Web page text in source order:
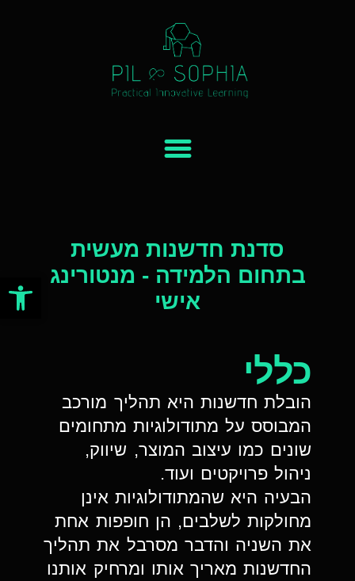
פתח
סדנת חדשנות מעשית
בתחום הלמידה - מנטורינג
אישי
כללי
הובלת חדשנות היא תהליך מורכב
המבוסס על מתודולוגיות מתחומים
שונים כמו עיצוב המוצר, שיווק,
ניהול פרויקטים ועוד.
הבעיה היא שהמתודולוגיות אינן
מחולקות לשלבים, הן חופפות אחת
את השניה והדבר מסרבל את תהליך
החדשנות מאריך אותו ומרחיק אותנו